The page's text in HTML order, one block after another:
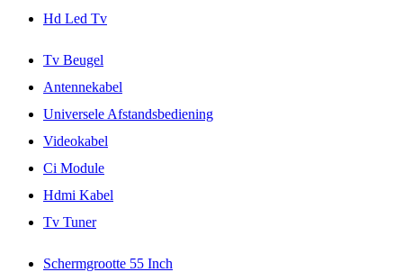
Hd Led Tv
Tv Beugel
Antennekabel
Universele Afstandsbediening
Videokabel
Ci Module
Hdmi Kabel
Tv Tuner
Schermgrootte 55 Inch